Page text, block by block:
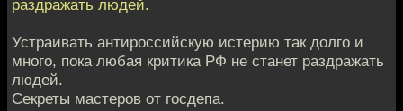
раздражать людей.
Устраивать антироссийскую истерию так долго и
много, пока любая критика РФ не станет раздражать
людей.
Секреты мастеров от госдепа.